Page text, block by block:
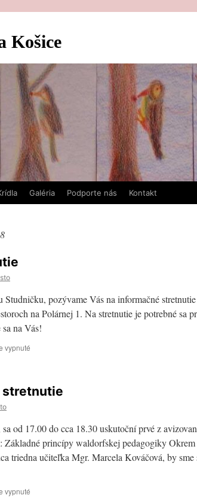
Košice
Galéria Podporte nás Kontakt
pozývame Vás na informačné
na Polárnej 1. Na stretnutie je potrebné sa
na Vás!
vypnuté
stretnutie
od 17.00 do cca 18.30 uskutoční prvé z
Základné princípy waldorfskej pedagogiky Okrem
triedna učiteľka Mgr. Marcela Kováčová, by sme
vypnuté